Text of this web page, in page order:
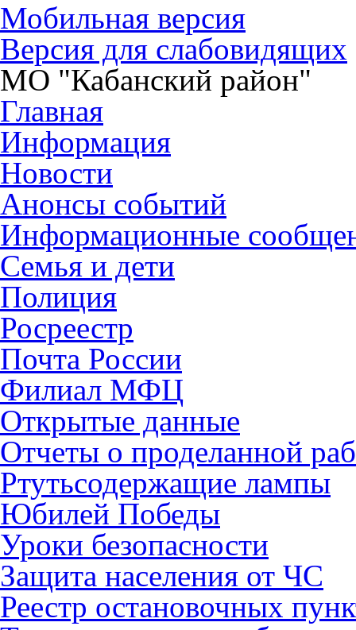
Мобильная версия
Версия для слабовидящих
МО "Кабанский район"
Главная
Информация
Новости
Анонсы событий
Информационные
Семья и дети
Полиция
Росреестр
Почта России
Филиал МФЦ
Открытые данные
Отчеты о проделанной
Ртутьсодержащие лампы
Юбилей Победы
Уроки безопасности
Защита населения от ЧС
Реестр остановочных